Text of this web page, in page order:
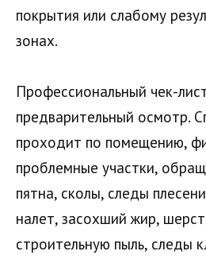
покрытия или слабому
зонах.
Профессиональный чек-
предварительный осмотр.
проходит по помещению,
проблемные участки,
пятна, сколы, следы
налет, засохший жир,
строительную пыль, следы